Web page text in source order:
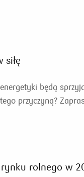
siłę
będą
przyczyną?
rolnego w